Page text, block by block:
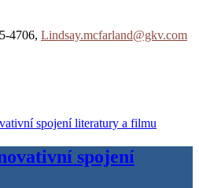
4706, Lindsay.mcfarland@gkv.com
spojení